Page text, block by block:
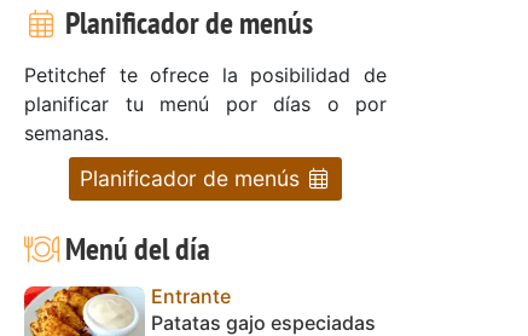
Planificador de menús
Petitchef te ofrece la posibilidad de
planificar tu menú por días o por
semanas.
Planificador de menús
Menú del día
Entrante
Patatas gajo especiadas